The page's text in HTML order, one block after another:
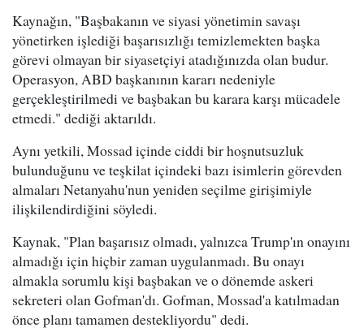
Kaynağın, "Başbakanın ve siyasi yönetimin savaşı
yönetirken işlediği başarısızlığı temizlemekten başka
görevi olmayan bir siyasetçiyi atadığınızda olan budur.
Operasyon, ABD başkanının kararı nedeniyle
gerçekleştirilmedi ve başbakan bu karara karşı mücadele
etmedi." dediği aktarıldı.
Aynı yetkili, Mossad içinde ciddi bir hoşnutsuzluk
bulunduğunu ve teşkilat içindeki bazı isimlerin görevden
almaları Netanyahu'nun yeniden seçilme girişimiyle
ilişkilendirdiğini söyledi.
Kaynak, "Plan başarısız olmadı, yalnızca Trump'ın onayını
almadığı için hiçbir zaman uygulanmadı. Bu onayı
almakla sorumlu kişi başbakan ve o dönemde askeri
sekreteri olan Gofman'dı. Gofman, Mossad'a katılmadan
önce planı tamamen destekliyordu" dedi.